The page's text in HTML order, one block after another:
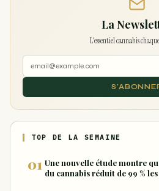
La
L'essentiel cannabis
TOP DE LA SEMAINE
Une nouvelle étude montre
du cannabis réduit de 99 %